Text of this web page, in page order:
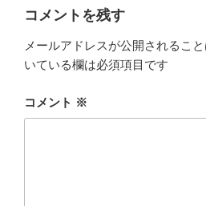
コメントを残す
メールアドレスが公開されること
いている欄は必須項目です
コメント ※